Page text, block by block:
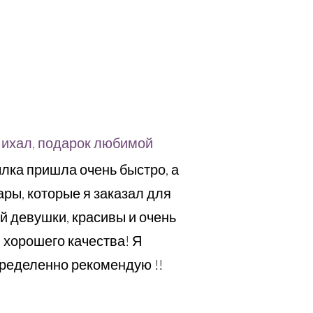
подарок любимой
пришла очень быстро, а
которые я заказал для
девушки, красивы и очень
хорошего качества! Я
рекомендую !!